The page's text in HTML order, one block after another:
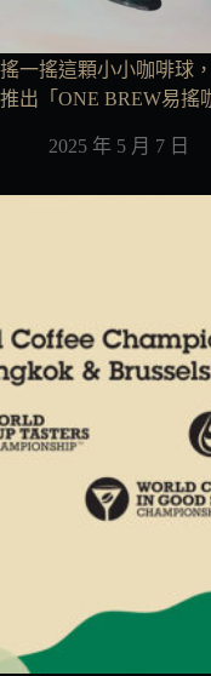
搖一搖這顆小小咖啡球
推出「ONE BREW易搖
2025 年 5 月 7 日